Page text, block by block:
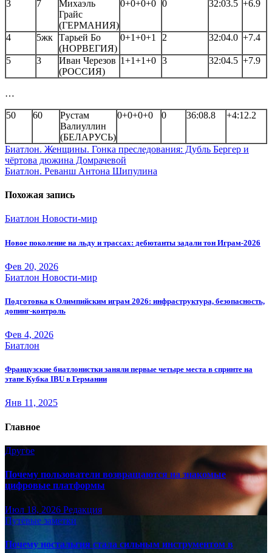
3 7
Михаэль
Грайс
(ГЕРМАНИЯ)
0+0+0+0 0 32:03.5 +6.9
4 5жк Тарьей Бо
(НОРВЕГИЯ)
0+1+0+1 2 32:04.0 +7.4
5 3
Иван Черезов
(РОССИЯ)
1+1+1+0 3 32:04.5 +7.9
…
50 60
Рустам
Валиуллин
(БЕЛАРУСЬ)
0+0+0+0 0 36:08.8 +4:12.2
Навигация
по
Биатлон. Женщины. Гонка преследования: Дубль Бергер и
чёртова дюжина Домрачевой
Биатлон. Реванш Антона Шипулина
Похожая запись
Биатлон Новости-мир
Новое поколение на льду и трассах: дебютанты задали тон Играм-2026
Фев 20, 2026
Биатлон Новости-мир
Подготовка к Олимпийским играм 2026: инфраструктура, безопасность,
допинг-контроль
Фев 4, 2026
Биатлон
Французские биатлонистки заняли первые четыре места в спринте на
этапе Кубка IBU в Германии
Янв 11, 2025
Главное
Другое
Почему пользователи возвращаются на знакомые
цифровые платформы
Июл 18, 2026 Редакция
Путёвые заметки
Почему ностальгия стала сильным инструментом в